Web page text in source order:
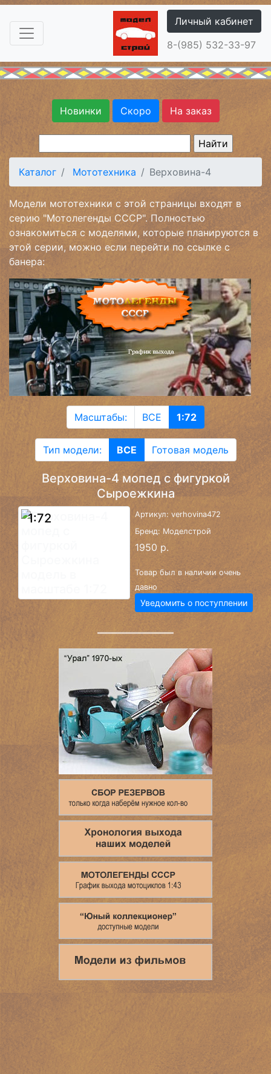
Личный кабинет
8-(985) 532-33-97
Новинки Скоро На заказ
Каталог Мототехника Верховина-4
Модели мототехники с этой страницы входят в
серию "Мотолегенды СССР". Полностью
ознакомиться с моделями, которые планируются в
этой серии, можно если перейти по ссылке с
банера:
Масштабы: ВСЕ 1:72
Тип модели: ВСЕ Готовая модель
Верховина-4 мопед с фигуркой
Сыроежкина
1:72
Артикул: verhovina472
Бренд: Моделстрой
1950 р.
Товар был в наличии очень
давно
Уведомить о поступлении